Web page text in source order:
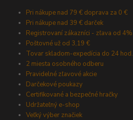
Pri nákupe nad 79 € doprava za 0 €
Pri nákupe nad 39 € darček
Registrovaní zákazníci - zľava od 4%
Poštovné už od 3,19 €
Tovar skladom-expedícia do 24 hod.
2 miesta osobného odberu
Pravidelné zľavové akcie
Darčekové poukazy
Certifikované a bezpečné hračky
Udržateľný e-shop
Veľký výber značiek